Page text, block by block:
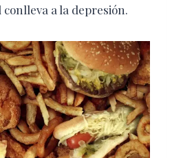
a la depresión.